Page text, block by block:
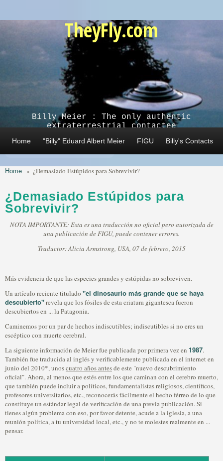
TheyFly.com
Billy Meier : The only authentic
extraterrestrial contactee
Home "Billy" Eduard Albert Meier FIGU Billy's Contacts
Home » ¿Demasiado Estúpidos para Sobrevivir?
¿Demasiado Estúpidos para
Sobrevivir?
NOTA IMPORTANTE: Esta es una traducción no oficial pero autorizada de
una publicación de FIGU, puede contener errores.
Traductor: Alicia Armstrong, USA, 07 de febrero, 2015
Más evidencia de que las especies grandes y estúpidas no sobreviven.
Un artículo reciente titulado "el dinosaurio más grande que se haya
descubierto"revela que los fósiles de esta criatura gigantesca fueron
descubiertos en ... la Patagonia.
Caminemos por un par de hechos indiscutibles; indiscutibles si no eres un
escéptico con muerte cerebral.
La siguiente información de Meier fue publicada por primera vez en 1987.
También fue traducida al inglés y verificablemente publicada en el internet en
junio del 2010*, unoscuatro años antesde este "nuevo descubrimiento
oficial". Ahora, al menos que estés entre los que caminan con el cerebro muerto,
que también puede incluir a políticos, fundamentalistas religiosos, científicos,
profesores universitarios, etc., reconocerás fácilmente el hecho férreo de lo que
constituye un estándar legal de verificación de una previa publicación. Si
tienes algún problema con eso, por favor detente, acude a la iglesia, a una
reunión política, a tu universidad local, etc., y no te molestes realmente en ...
pensar.